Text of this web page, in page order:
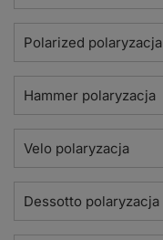
Polarized polaryzacja
Hammer polaryzacja
Velo polaryzacja
Dessotto polaryzacja